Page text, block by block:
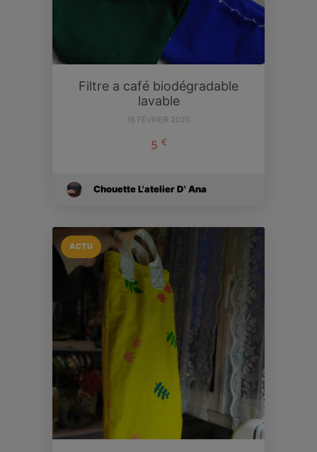
Filtre a café biodégradable
lavable
16 FÉVRIER 2020
5 €
Chouette L'atelier D' Ana
ACTU